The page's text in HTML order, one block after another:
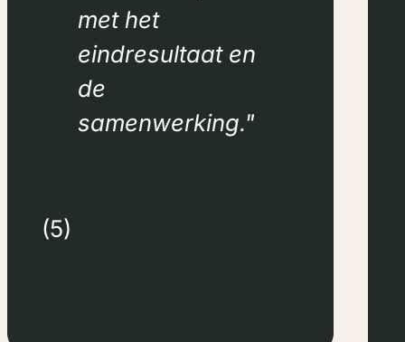
met het
eindresultaat en
de
samenwerking.
(5)